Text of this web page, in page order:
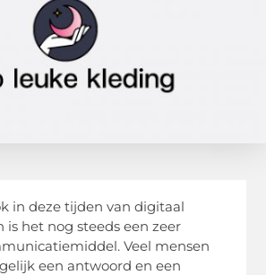
in deze tijden van digitaal
het nog steeds een zeer
Veel mensen
een antwoord en een